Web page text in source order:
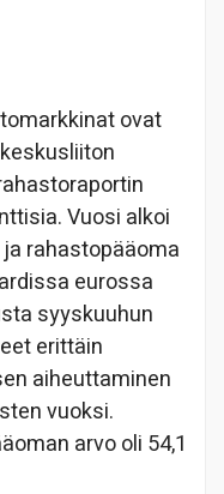
ovat
Vuosi alkoi
rahastopääoma
eurossa
syyskuuhun
erittäin
aiheuttaminen
vuoksi.
arvo oli 54,1